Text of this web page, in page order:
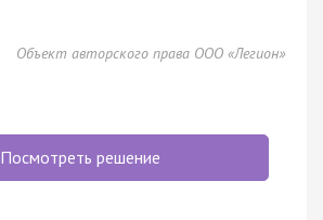
Объект авторского права ООО «Легион»
Посмотреть решение